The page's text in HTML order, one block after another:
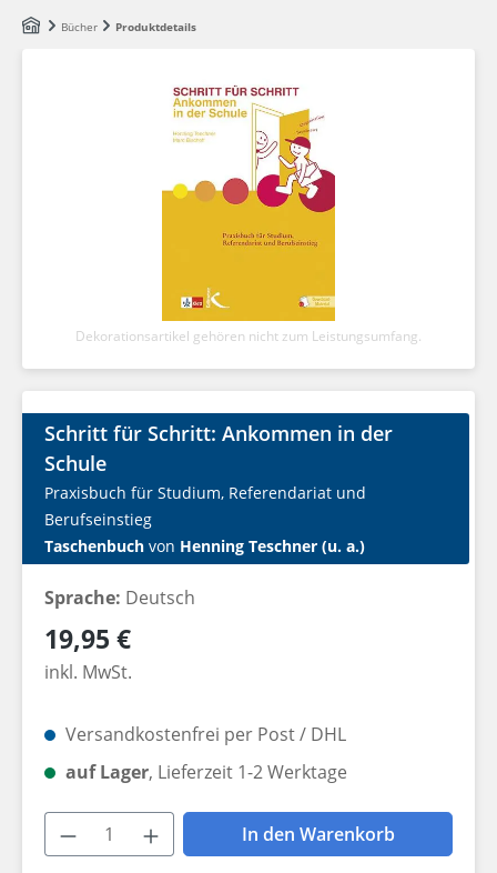
Zum Hauptinhalt springen
Bücher Produktdetails
Dekorationsartikel gehören nicht zum Leistungsumfang.
Schritt für Schritt: Ankommen in der
Schule
Praxisbuch für Studium, Referendariat und
Berufseinstieg
Taschenbuch von Henning Teschner (u. a.)
Sprache: Deutsch
Regulärer Preis:
19,95 €
inkl. MwSt.
Versandkostenfrei per Post / DHL
auf Lager, Lieferzeit 1-2 Werktage
Produkt Anzahl: Gib den
In den Warenkorb